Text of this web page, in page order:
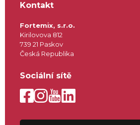
Kontakt
Fortemix, s.r.o.
Kirilovova 812
739 21 Paskov
Česká Republika
Sociální sítě